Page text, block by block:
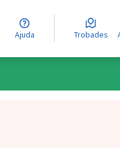
Ajuda Trobades